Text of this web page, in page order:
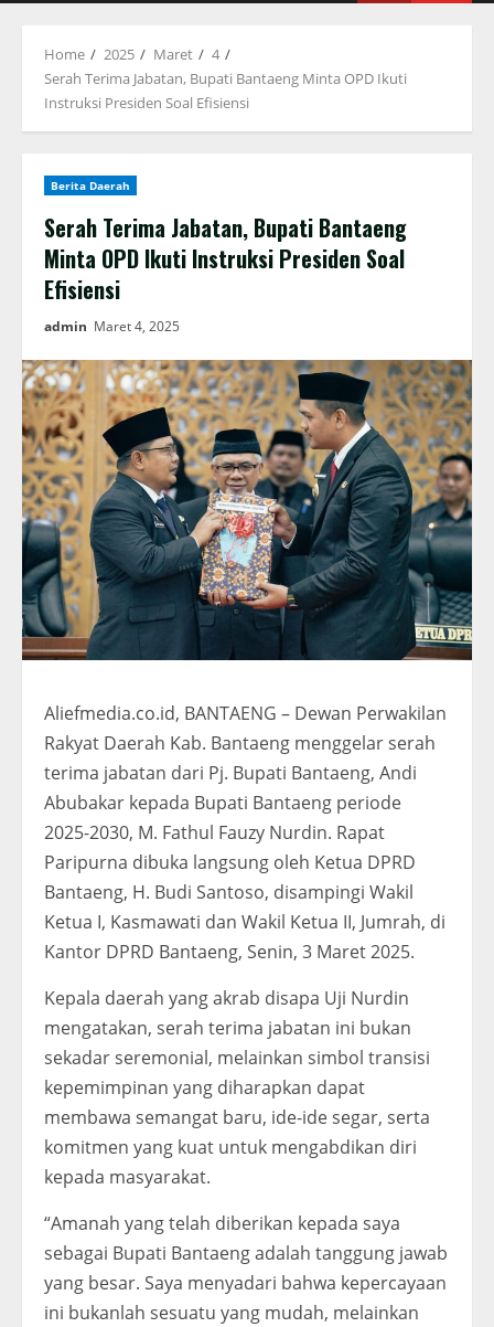
Home 2025 Maret
4
Serah Terima Jabatan, Bupati Bantaeng Minta OPD Ikuti
Instruksi Presiden Soal Efisiensi
Berita Daerah
Serah Terima Jabatan, Bupati Bantaeng
Minta OPD Ikuti Instruksi Presiden Soal
Efisiensi
admin Maret 4, 2025
Aliefmedia.co.id, BANTAENG – Dewan Perwakilan
Rakyat Daerah Kab. Bantaeng menggelar serah
terima jabatan dari Pj. Bupati Bantaeng, Andi
Abubakar kepada Bupati Bantaeng periode
2025-2030, M. Fathul Fauzy Nurdin. Rapat
Paripurna dibuka langsung oleh Ketua DPRD
Bantaeng, H. Budi Santoso, disampingi Wakil
Ketua I, Kasmawati dan Wakil Ketua II, Jumrah, di
Kantor DPRD Bantaeng, Senin, 3 Maret 2025.
Kepala daerah yang akrab disapa Uji Nurdin
mengatakan, serah terima jabatan ini bukan
sekadar seremonial, melainkan simbol transisi
kepemimpinan yang diharapkan dapat
membawa semangat baru, ide-ide segar, serta
komitmen yang kuat untuk mengabdikan diri
kepada masyarakat.
“Amanah yang telah diberikan kepada saya
sebagai Bupati Bantaeng adalah tanggung jawab
yang besar. Saya menyadari bahwa kepercayaan
ini bukanlah sesuatu yang mudah, melainkan